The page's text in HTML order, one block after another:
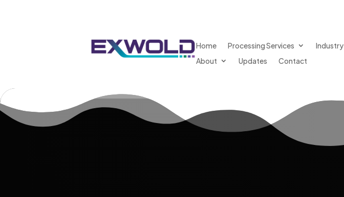
Home Processing Services Industry
About
Updates Contact